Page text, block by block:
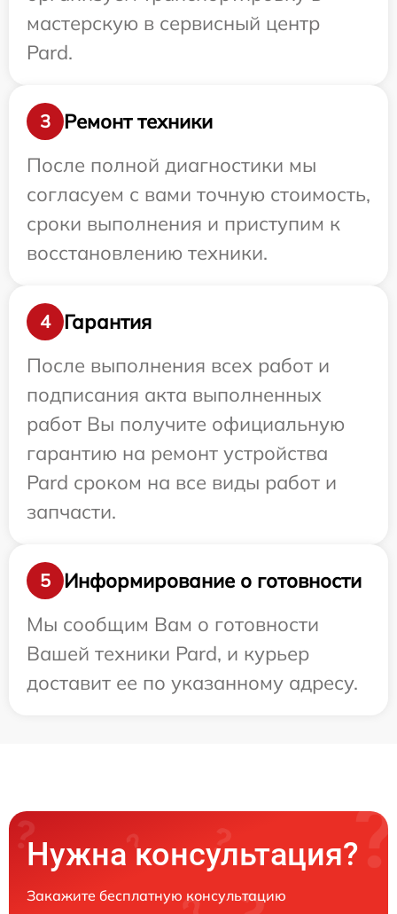
мастерскую в сервисный центр
Pard.
3
Ремонт техники
После полной диагностики мы
согласуем с вами точную стоимость,
сроки выполнения и приступим к
восстановлению техники.
4
Гарантия
После выполнения всех работ и
подписания акта выполненных
работ Вы получите официальную
гарантию на ремонт устройства
Pard сроком на все виды работ и
запчасти.
5
Информирование о готовности
Мы сообщим Вам о готовности
Вашей техники Pard, и курьер
доставит ее по указанному адресу.
Нужна консультация?
Закажите бесплатную консультацию